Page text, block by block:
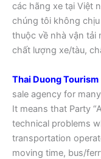
các hãng xe tại Việt
chúng tôi không
thuộc về nhà vận tải
chất lượng xe/tàu,
Thai Duong Tourism
sale agency for
It means that Party
technical problems
transportation
moving time, bus/